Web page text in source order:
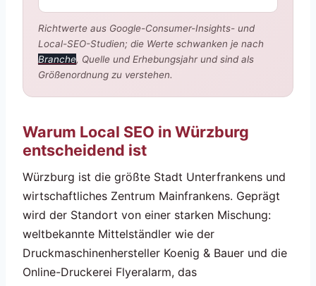
Richtwerte aus Google-Consumer-Insights- und
Local-SEO-Studien; die Werte schwanken je nach
Branche, Quelle und Erhebungsjahr und sind als
Größenordnung zu verstehen.
Warum Local SEO in Würzburg
entscheidend ist
Würzburg ist die größte Stadt Unterfrankens und
wirtschaftliches Zentrum Mainfrankens. Geprägt
wird der Standort von einer starken Mischung:
weltbekannte Mittelständler wie der
Druckmaschinenhersteller Koenig & Bauer und die
Online-Druckerei Flyeralarm, das